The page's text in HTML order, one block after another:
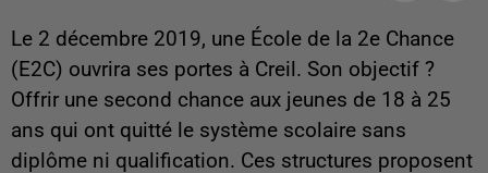
Le 2 décembre 2019, une École de la 2e Chance
(E2C) ouvrira ses portes à Creil. Son objectif ?
Offrir une second chance aux jeunes de 18 à 25
ans qui ont quitté le système scolaire sans
diplôme ni qualification. Ces structures proposent